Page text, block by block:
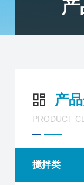
产
PRODUCT
搅拌类